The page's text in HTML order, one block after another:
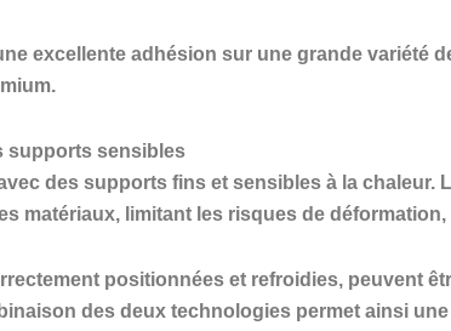
excellente adhésion sur une grande variété
supports sensibles
des supports fins et sensibles à la chaleur.
matériaux, limitant les risques de
positionnées et refroidies, peuvent
des deux technologies permet ainsi